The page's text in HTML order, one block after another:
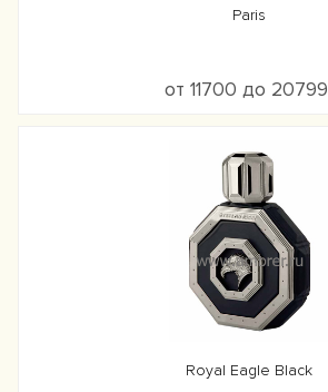
Paris
от 11700 до 20799
Royal Eagle Black